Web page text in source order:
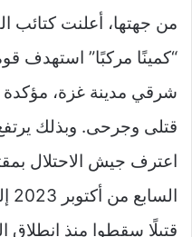
من جهتها، أعلنت كتائب
“كمينًا مركبًا” استهدف
شرقي مدينة غزة،
قتلى وجرحى. وبذلك يرتفع
اعترف جيش الاحتلال
قتيلًا سقطوا منذ انطلاق